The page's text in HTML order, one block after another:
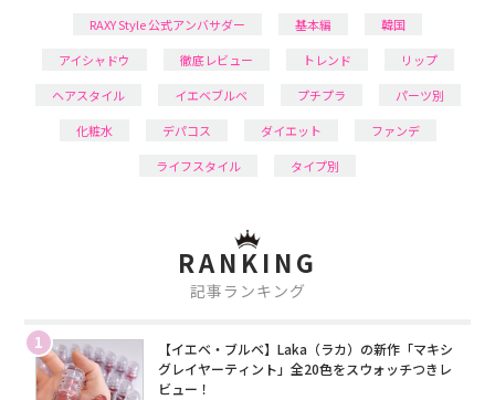
RAXY Style 公式アンバサダー
基本編
韓国
アイシャドウ
徹底レビュー トレンド
リップ
ヘアスタイル
イエベブルベ プチプラ
パーツ別
化粧水
デパコス ダイエット
ファンデ
ライフスタイル
タイプ別
RANKING
記事ランキング
1
【イエベ・ブルベ】Laka（ラカ）の新作「マキシ
グレイヤーティント」全20色をスウォッチつきレ
ビュー！